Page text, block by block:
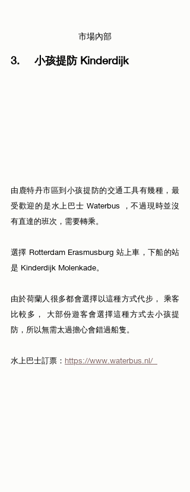
市場內部
3.	小孩提防 Kinderdijk
由鹿特丹市區到小孩提防的交通工具有幾種，最
受歡迎的是水上巴士 Waterbus ，不過現時並沒
有直達的班次，需要轉乘。
選擇 Rotterdam Erasmusburg 站上車，下船的站
是 Kinderdijk Molenkade。
由於荷蘭人很多都會選擇以這種方式代步， 乘客
比較多， 大部份遊客會選擇這種方式去小孩提
防，所以無需太過擔心會錯過船隻。
水上巴士訂票： https://www.waterbus.nl/